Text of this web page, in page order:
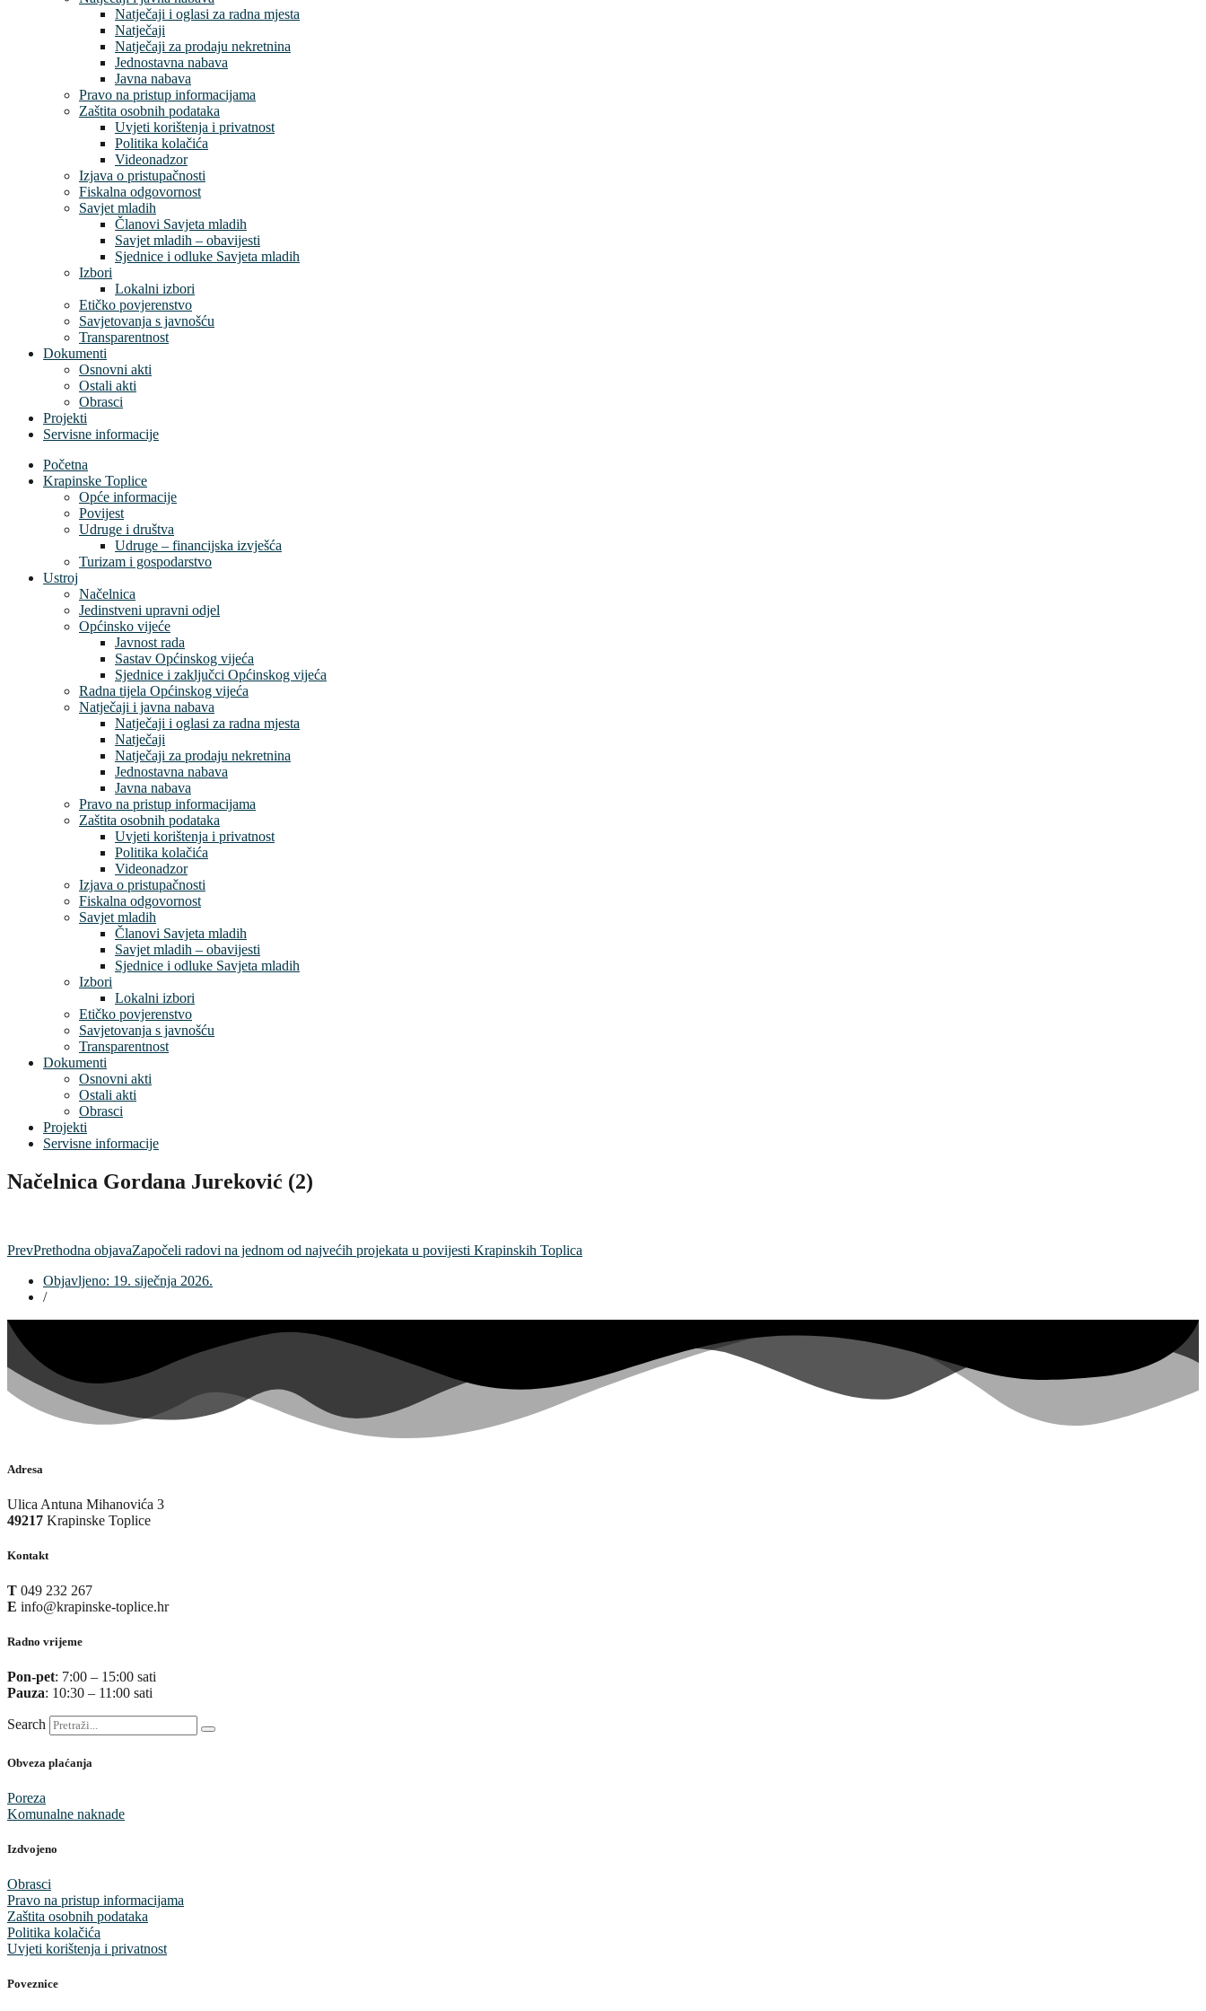
Natječaji i oglasi za radna mjesta
Natječaji
Natječaji za prodaju nekretnina
Jednostavna nabava
Javna nabava
Pravo na pristup informacijama
Zaštita osobnih podataka
Uvjeti korištenja i privatnost
Politika kolačića
Videonadzor
Izjava o pristupačnosti
Fiskalna odgovornost
Savjet mladih
Članovi Savjeta mladih
Savjet mladih – obavijesti
Sjednice i odluke Savjeta mladih
Izbori
Lokalni izbori
Etičko povjerenstvo
Savjetovanja s javnošću
Transparentnost
Dokumenti
Osnovni akti
Ostali akti
Obrasci
Projekti
Servisne informacije
Početna
Krapinske Toplice
Opće informacije
Povijest
Udruge i društva
Udruge – financijska izvješća
Turizam i gospodarstvo
Ustroj
Načelnica
Jedinstveni upravni odjel
Općinsko vijeće
Javnost rada
Sastav Općinskog vijeća
Sjednice i zaključci Općinskog vijeća
Radna tijela Općinskog vijeća
Natječaji i javna nabava
Natječaji i oglasi za radna mjesta
Natječaji
Natječaji za prodaju nekretnina
Jednostavna nabava
Javna nabava
Pravo na pristup informacijama
Zaštita osobnih podataka
Uvjeti korištenja i privatnost
Politika kolačića
Videonadzor
Izjava o pristupačnosti
Fiskalna odgovornost
Savjet mladih
Članovi Savjeta mladih
Savjet mladih – obavijesti
Sjednice i odluke Savjeta mladih
Izbori
Lokalni izbori
Etičko povjerenstvo
Savjetovanja s javnošću
Transparentnost
Dokumenti
Osnovni akti
Ostali akti
Obrasci
Projekti
Servisne informacije
Načelnica Gordana Jureković (2)
PrevPrethodna objavaZapočeli radovi na jednom od najvećih projekata u povijesti Krapinskih Toplica
Objavljeno: 19. siječnja 2026.
/
Adresa
Ulica Antuna Mihanovića 3
49217 Krapinske Toplice
Kontakt
T 049 232 267
E info@krapinske-toplice.hr
Radno vrijeme
Pon-pet: 7:00 – 15:00 sati
Pauza: 10:30 – 11:00 sati
Search
Obveza plaćanja
Poreza
Komunalne naknade
Izdvojeno
Obrasci
Pravo na pristup informacijama
Zaštita osobnih podataka
Politika kolačića
Uvjeti korištenja i privatnost
Poveznice